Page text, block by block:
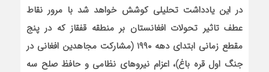
در این یادداشت تحلیلی کوشش خواهد شد با مرور نقاط
عطف تاثیر تحولات افغانستان بر منطقه قفقاز که در پنج
مقطع زمانی ابتدای دهه ۱۹۹۰ (مشارکت مجاهدین افغانی در
جنگ اول قره باغ)، اعزام نیروهای نظامی و حافظ صلح سه